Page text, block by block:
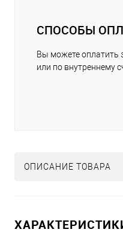
СПОСОБЫ
Вы можете оплатить
или по внутреннему
ОПИСАНИЕ ТОВАРА